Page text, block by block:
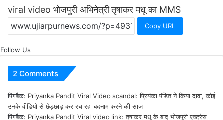
viral video भोजपुरी अभिनेत्री तृषाकर मधू का MMS
Copy URL
Follow Us
2 Comments
पिंगबैक: Priyanka Pandit Viral Video scandal: प्रियंका पंडित ने किया दावा, कोई
उनके वीडियो से छेड़छाड़ कर रच रहा बदनाम करने की साज
पिंगबैक: Priyanka Pandit Viral video link: तृषाकर मधु के बाद भोजपुरी एक्ट्रेस